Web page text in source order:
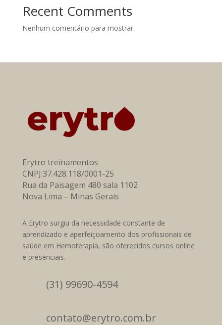
Recent Comments
Nenhum comentário para mostrar.
Erytro treinamentos
CNPJ:37.428.118/0001-25
Rua da Paisagem 480 sala 1102
Nova Lima – Minas Gerais
A Erytro surgiu da necessidade constante de
aprendizado e aperfeiçoamento dos profissionais de
saúde em Hemoterapia, são oferecidos cursos online
e presenciais.
(31) 99690-4594
contato@erytro.com.br